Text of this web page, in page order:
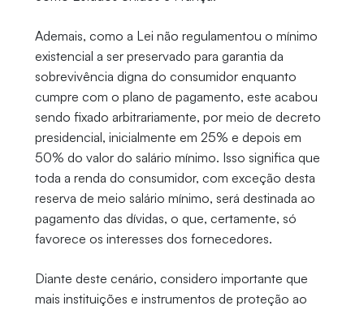
Ademais, como a Lei não regulamentou o mínimo
existencial a ser preservado para garantia da
sobrevivência digna do consumidor enquanto
cumpre com o plano de pagamento, este acabou
sendo fixado arbitrariamente, por meio de decreto
presidencial, inicialmente em 25% e depois em
50% do valor do salário mínimo. Isso significa que
toda a renda do consumidor, com exceção desta
reserva de meio salário mínimo, será destinada ao
pagamento das dívidas, o que, certamente, só
favorece os interesses dos fornecedores.
Diante deste cenário, considero importante que
mais instituições e instrumentos de proteção ao